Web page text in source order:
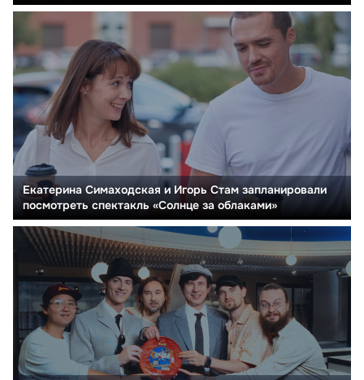
Екатерина Симаходская и Игорь Стам запланировали
посмотреть спектакль «Солнце за облаками»